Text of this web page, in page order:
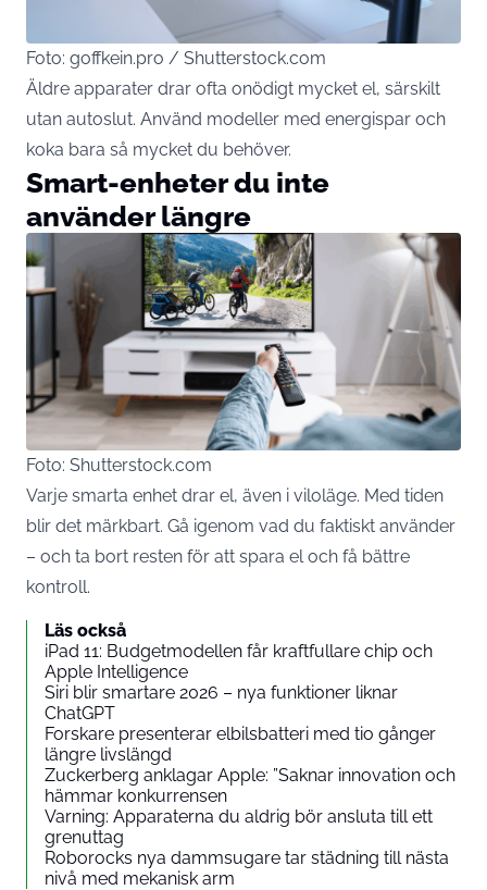
Foto: goffkein.pro / Shutterstock.com
Äldre apparater drar ofta onödigt mycket el, särskilt
utan autoslut. Använd modeller med energispar och
koka bara så mycket du behöver.
Smart-enheter du inte
använder längre
Foto: Shutterstock.com
Varje smarta enhet drar el, även i viloläge. Med tiden
blir det märkbart. Gå igenom vad du faktiskt använder
– och ta bort resten för att spara el och få bättre
kontroll.
Läs också
iPad 11: Budgetmodellen får kraftfullare chip och
Apple Intelligence
Siri blir smartare 2026 – nya funktioner liknar
ChatGPT
Forskare presenterar elbilsbatteri med tio gånger
längre livslängd
Zuckerberg anklagar Apple: ”Saknar innovation och
hämmar konkurrensen
Varning: Apparaterna du aldrig bör ansluta till ett
grenuttag
Roborocks nya dammsugare tar städning till nästa
nivå med mekanisk arm